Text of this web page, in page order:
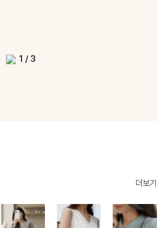
1 / 3
더보기